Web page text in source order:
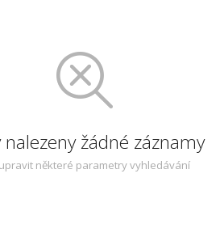
nalezeny žádné záznamy
některé parametry vyhledávání